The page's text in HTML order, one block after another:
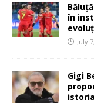
în
July
Gigi